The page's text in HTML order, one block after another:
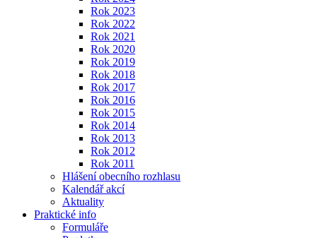
Rok 2023
Rok 2022
Rok 2021
Rok 2020
Rok 2019
Rok 2018
Rok 2017
Rok 2016
Rok 2015
Rok 2014
Rok 2013
Rok 2012
Rok 2011
Hlášení obecního rozhlasu
Kalendář akcí
Aktuality
Praktické info
Formuláře